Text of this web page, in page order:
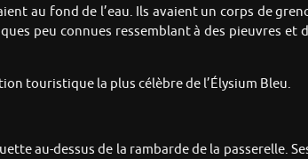
au fond de l’eau. Ils avaient un corps de
peu connues ressemblant à des pieuvres et
touristique la plus célèbre de l’Élysium Bleu.
au-dessus de la rambarde de la passerelle.